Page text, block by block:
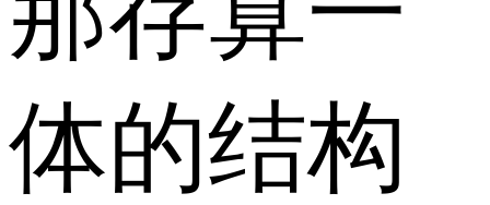
体的结构